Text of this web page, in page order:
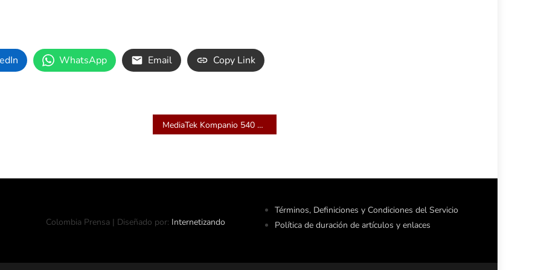
WhatsApp Email Copy Link
MediaTek Kompanio 540 ofrece un rendimiento superior y batería para todo el día en Chromebooks para estudiantes
Colombia Prensa | Diseñado por: Internetizando
Términos, Definiciones y Condiciones del Servicio
Política de duración de artículos y enlaces